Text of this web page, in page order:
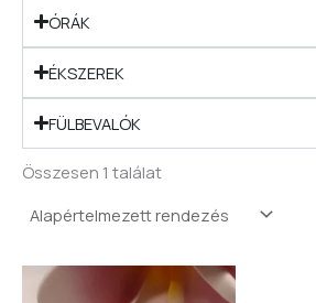
ÓRÁK
ÉKSZEREK
FÜLBEVALÓK
Összesen 1 találat